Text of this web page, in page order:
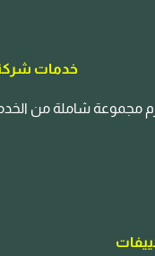
خدمات شركة
مجموعة شاملة من